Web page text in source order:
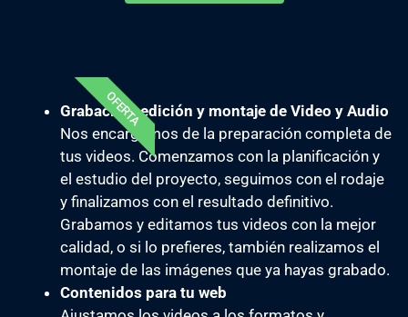
OFERTA
Grabación, edición y montaje de Video y Audio
Nos encargamos de la preparación completa de
tus videos. Comenzamos con la planificación y
el estudio del proyecto, seguimos con el rodaje
y finalizamos con el resultado definitivo.
Grabamos y editamos tus videos con la mejor
calidad, o si lo prefieres, también realizamos el
montaje de las imágenes que ya hayas grabado.
Contenidos para tu web